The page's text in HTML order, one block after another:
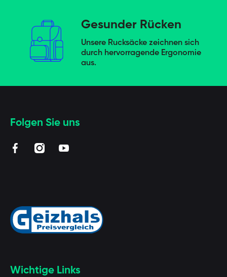
Gesunder Rücken
Unsere Rucksäcke zeichnen sich
durch hervorragende Ergonomie
aus.
Folgen Sie uns
facebookcom/BAAGLde
instagramcom/baaglde/?hl=de
youtubecom/channel/
Wichtige Links